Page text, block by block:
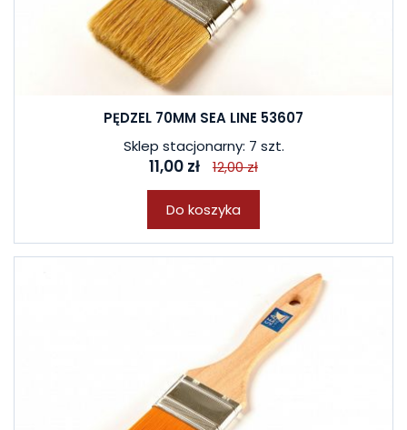
PĘDZEL 70MM SEA LINE 53607
Sklep stacjonarny: 7 szt.
11,00 zł 12,00 zł
Do koszyka